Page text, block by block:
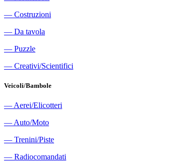
― Costruzioni
― Da tavola
― Puzzle
― Creativi/Scientifici
Veicoli/Bambole
― Aerei/Elicotteri
― Auto/Moto
― Trenini/Piste
― Radiocomandati